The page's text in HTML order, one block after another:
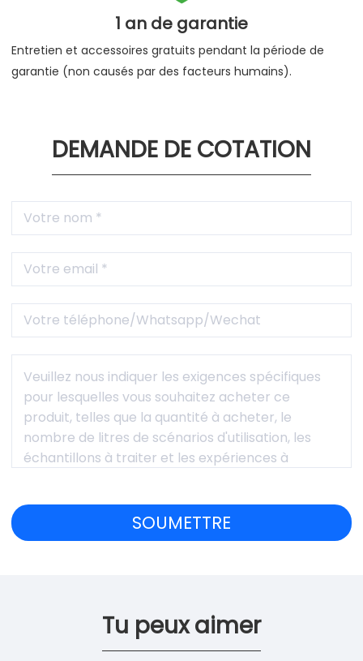
1 an de garantie
Entretien et accessoires gratuits pendant la période de
garantie (non causés par des facteurs humains).
DEMANDE DE COTATION
Tu peux aimer